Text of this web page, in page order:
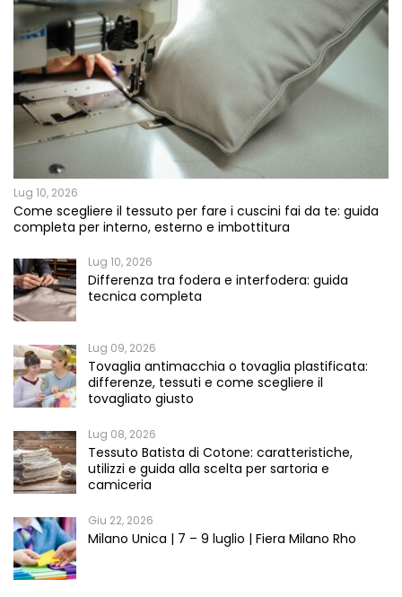
Lug 10, 2026
Come scegliere il tessuto per fare i cuscini fai da te: guida
completa per interno, esterno e imbottitura
Lug 10, 2026
Differenza tra fodera e interfodera: guida
tecnica completa
Lug 09, 2026
Tovaglia antimacchia o tovaglia plastificata:
differenze, tessuti e come scegliere il
tovagliato giusto
Lug 08, 2026
Tessuto Batista di Cotone: caratteristiche,
utilizzi e guida alla scelta per sartoria e
camiceria
Giu 22, 2026
Milano Unica | 7 – 9 luglio | Fiera Milano Rho